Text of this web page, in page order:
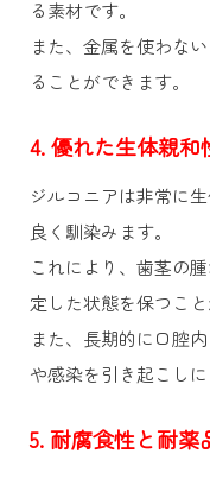
る素材です。
また、金属を使わな
ることができます。
4. 優れた生体親和
ジルコニアは非常に
良く馴染みます。
これにより、歯茎の
定した状態を保つこと
また、長期的に口腔
や感染を引き起こし
5. 耐腐食性と耐薬